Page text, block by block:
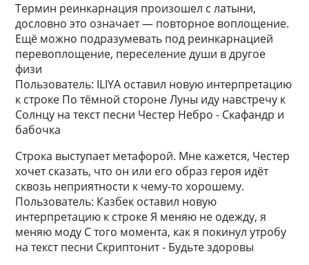
Термин реинкарнация произошел с латыни,
дословно это означает — повторное воплощение.
Ещё можно подразумевать под реинкарнацией
перевоплощение, переселение души в другое
физи
Пользователь: ILIYA оставил новую интерпретацию
к строке По тёмной стороне Луны иду навстречу к
Солнцу на текст песни Честер Небро - Скафандр и
бабочка
Строка выступает метафорой. Мне кажется, Честер
хочет сказать, что он или его образ героя идёт
сквозь неприятности к чему-то хорошему.
Пользователь: Казбек оставил новую
интерпретацию к строке Я меняю не одежду, я
меняю моду С того момента, как я покинул утробу
на текст песни Скриптонит - Будьте здоровы